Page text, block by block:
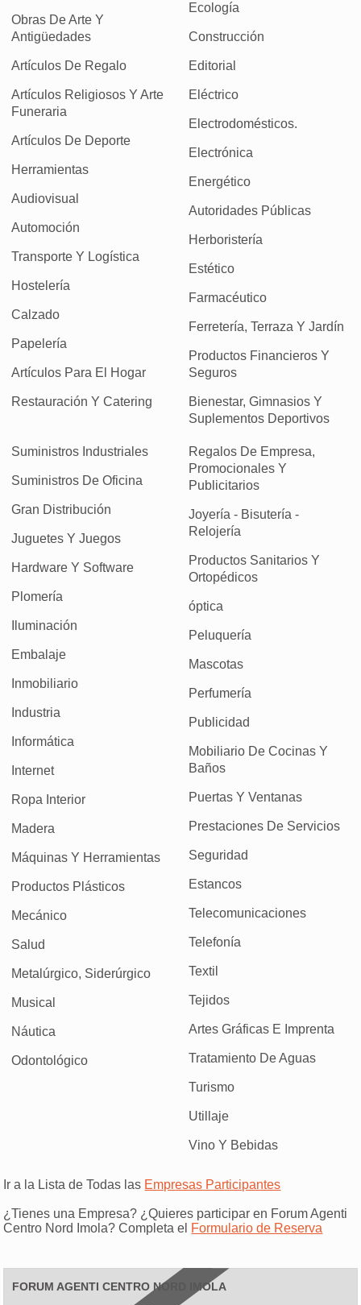
Obras De Arte Y
Antigüedades
Artículos De Regalo
Artículos Religiosos Y Arte
Funeraria
Artículos De Deporte
Herramientas
Audiovisual
Automoción
Transporte Y Logística
Hostelería
Calzado
Papelería
Artículos Para El Hogar
Restauración Y Catering
Ecología
Construcción
Editorial
Eléctrico
Electrodomésticos.
Electrónica
Energético
Autoridades Públicas
Herboristería
Estético
Farmacéutico
Ferretería, Terraza Y Jardín
Productos Financieros Y
Seguros
Bienestar, Gimnasios Y
Suplementos Deportivos
Suministros Industriales
Suministros De Oficina
Gran Distribución
Juguetes Y Juegos
Hardware Y Software
Plomería
Iluminación
Embalaje
Inmobiliario
Industria
Informática
Internet
Ropa Interior
Madera
Máquinas Y Herramientas
Productos Plásticos
Mecánico
Salud
Metalúrgico, Siderúrgico
Musical
Náutica
Odontológico
Regalos De Empresa,
Promocionales Y
Publicitarios
Joyería - Bisutería -
Relojería
Productos Sanitarios Y
Ortopédicos
óptica
Peluquería
Mascotas
Perfumería
Publicidad
Mobiliario De Cocinas Y
Baños
Puertas Y Ventanas
Prestaciones De Servicios
Seguridad
Estancos
Telecomunicaciones
Telefonía
Textil
Tejidos
Artes Gráficas E Imprenta
Tratamiento De Aguas
Turismo
Utillaje
Vino Y Bebidas
Ir a la Lista de Todas las Empresas Participantes
¿Tienes una Empresa? ¿Quieres participar en Forum Agenti
Centro Nord Imola? Completa el Formulario de Reserva
FORUM AGENTI CENTRO NORD IMOLA